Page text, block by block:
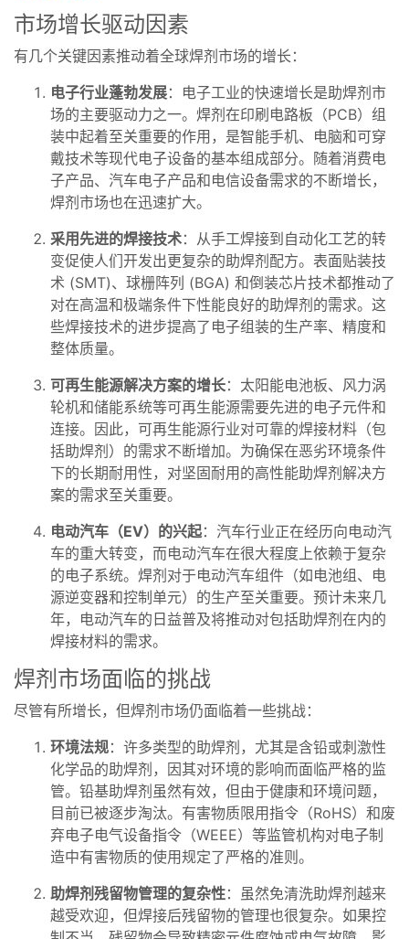
市场增长驱动因素
有几个关键因素推动着全球焊剂市场的增长：
电子行业蓬勃发展：电子工业的快速增长是助焊剂市
场的主要驱动力之一。焊剂在印刷电路板（PCB）组
装中起着至关重要的作用，是智能手机、电脑和可穿
戴技术等现代电子设备的基本组成部分。随着消费电
子产品、汽车电子产品和电信设备需求的不断增长，
焊剂市场也在迅速扩大。
采用先进的焊接技术：从手工焊接到自动化工艺的转
变促使人们开发出更复杂的助焊剂配方。表面贴装技
术 (SMT)、球栅阵列 (BGA) 和倒装芯片技术都推动了
对在高温和极端条件下性能良好的助焊剂的需求。这
些焊接技术的进步提高了电子组装的生产率、精度和
整体质量。
可再生能源解决方案的增长：太阳能电池板、风力涡
轮机和储能系统等可再生能源需要先进的电子元件和
连接。因此，可再生能源行业对可靠的焊接材料（包
括助焊剂）的需求不断增加。为确保在恶劣环境条件
下的长期耐用性，对坚固耐用的高性能助焊剂解决方
案的需求至关重要。
电动汽车（EV）的兴起：汽车行业正在经历向电动汽
车的重大转变，而电动汽车在很大程度上依赖于复杂
的电子系统。焊剂对于电动汽车组件（如电池组、电
源逆变器和控制单元）的生产至关重要。预计未来几
年，电动汽车的日益普及将推动对包括助焊剂在内的
焊接材料的需求。
焊剂市场面临的挑战
尽管有所增长，但焊剂市场仍面临着一些挑战：
环境法规：许多类型的助焊剂，尤其是含铅或刺激性
化学品的助焊剂，因其对环境的影响而面临严格的监
管。铅基助焊剂虽然有效，但由于健康和环境问题，
目前已被逐步淘汰。有害物质限用指令（RoHS）和废
弃电子电气设备指令（WEEE）等监管机构对电子制
造中有害物质的使用规定了严格的准则。
助焊剂残留物管理的复杂性：虽然免清洗助焊剂越来
越受欢迎，但焊接后残留物的管理也很复杂。如果控